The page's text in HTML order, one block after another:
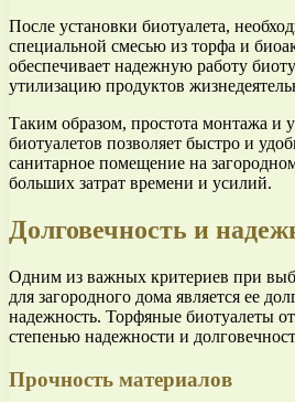
После установки биотуалета,
специальной смесью из торфа и
обеспечивает надежную работу
утилизацию продуктов
Таким образом, простота монтажа и
биотуалетов позволяет быстро и
санитарное помещение на
больших затрат времени и усилий.
Долговечность и
Одним из важных критериев при
для загородного дома является ее
надежность. Торфяные биотуалеты
степенью надежности и
Прочность материалов